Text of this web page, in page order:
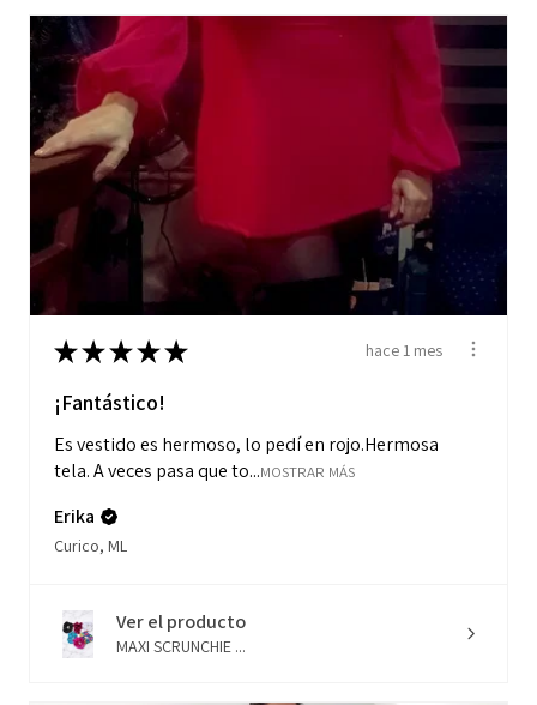
★★★★★ hace 1 mes
¡Fantástico!
Es vestido es hermoso, lo pedí en rojo.Hermosa
tela. A veces pasa que to...MOSTRAR MÁS
Erika
Curico, ML
Ver el producto
MAXI SCRUNCHIE ...